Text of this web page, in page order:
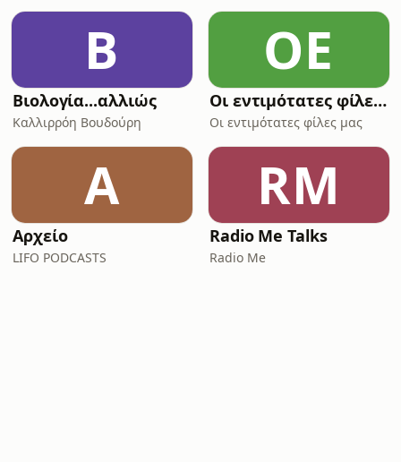
Β
Βιολογία...αλλιώς
Καλλιρρόη Βουδούρη
ΟΕ
Οι εντιμότατες φίλες μας
Οι εντιμότατες φίλες μας
Α
Αρχείο
LIFO PODCASTS
RM
Radio Me Talks
Radio Me